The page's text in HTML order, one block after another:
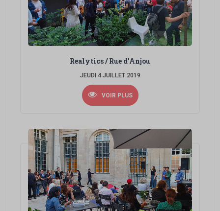
Realytics / Rue d'Anjou
JEUDI 4 JUILLET 2019
VOIR PLUS